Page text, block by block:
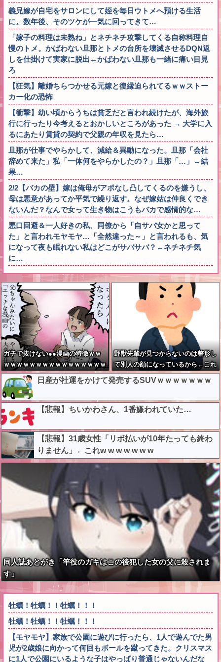
義兄嫁が自宅をサロンにして姪を毎日ウトメへ預ける生活
に。数年後、そのツケが一気に回ってきて…
「嫁子の料理は未熟ね」とネチネチ攻撃してくる自称料理自
慢のトメ。かばわない旦那とトメの台所を壊滅させるDQN返
しを仕掛けて実家に脱出←かばわない旦那も一緒に痛い目見
ろ
【狂気】離婚ちらつかせる元嫁と復縁迫られてるｗｗストー
カー化の恐怖
【衝撃】幼い頃からうちは貧乏だと言われ続けたが、海外旅
行に行ったり今考えるとおかしいところがあった → 大学に入
るにあたり賃貸の契約で父親の年収を見たら…
旦那が仕事でやらかして、減給＆異動になった。旦那「会社
辞めて来た」私「一体何をやらかしたの？」旦那「…」→結
果…
2/2【バカの壁】嫁は俺母がアポなし凸してくるのを嫌うし、
母は悪意があってか平気で繰り返す。なぜ嫁姑は仲良くでき
ないんだ？なんで女って生き物はこうもバカで感情的な…
悪口回避＆一人好きの私、同僚から「自サバ女かと思って
た」と言われモヤモヤ…「全然違った～」と言われるも、気
になって夜も眠れない私はどこがサバサバ？←ネチネチ気
に…
ガチで抜けない●●漫画の特徴ｗｗ
ｗｗｗｗｗｗｗｗｗｗｗｗｗｗｗｗ
ｗｗｗｗ
野獣先輩が見つからないのは整形し
て別人の顔になっているから←これ
日産が社運をかけて発売するSUVｗｗｗｗｗｗｗ
【悲報】ちいかわさん、1番嫌われていた…
【悲報】31歳女性「リボ払いが10年たっても終わ
りません」←これw w w w w w w
同人誌あとがき「竿役のガキはこの後犯した女の父に殺されま
す」
牡蠣！牡蠣！！牡蠣！！！
牡蠣！牡蠣！！牡蠣！！！
【モヤモヤ】家族で公園に遊びに行ったら、1人で遊んでた男
児が2歳娘に向かって何回もボールを蹴ってきた。クリスマス
に1人で公園にいるような子はやっぱり普通じゃないんだな